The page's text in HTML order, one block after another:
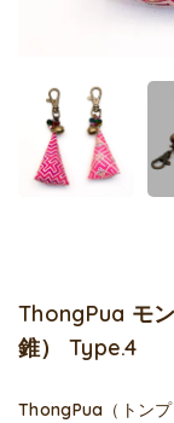
ThongPua モ
錐） Type.4
ThongPua（トン